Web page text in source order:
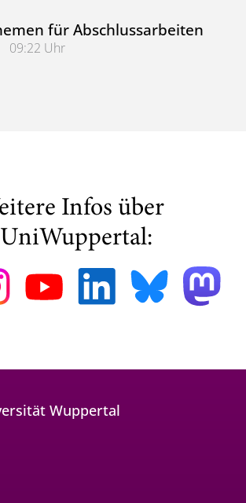
für Abschlussarbeiten
09:22 Uhr
für Abschlussarbeiten
Infos über
Wuppertal